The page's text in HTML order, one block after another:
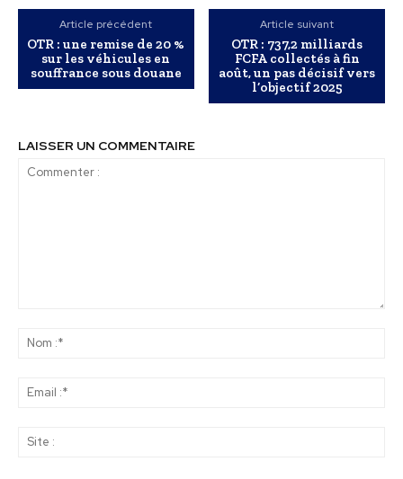
Article précédent
OTR : une remise de 20 %
sur les véhicules en
souffrance sous douane
Article suivant
OTR : 737,2 milliards
FCFA collectés à fin
août, un pas décisif vers
l’objectif 2025
LAISSER UN COMMENTAIRE